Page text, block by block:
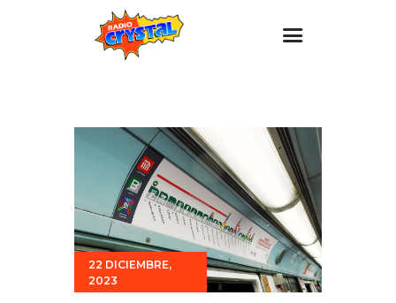
Estaciones
Eventos
Promociones
Noticias
Para ti
Contacto
22 DICIEMBRE,
2023